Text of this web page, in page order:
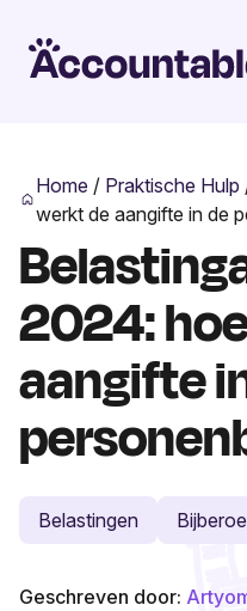
Home / Praktische Hulp
werkt de aangifte in de
2024:
aangifte
Belastingen
Geschreven door: